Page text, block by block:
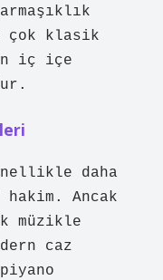
çok klasik
iç içe
daha
Ancak
müzikle
caz